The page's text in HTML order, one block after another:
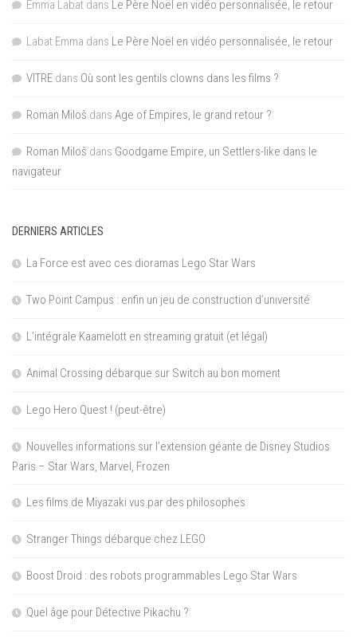
Emma Labat dans Le Père Noël en vidéo personnalisée, le retour
Labat Emma dans Le Père Noël en vidéo personnalisée, le retour
VITRE dans Où sont les gentils clowns dans les films ?
Roman Miloš dans Age of Empires, le grand retour ?
Roman Miloš dans Goodgame Empire, un Settlers-like dans le
navigateur
DERNIERS ARTICLES
La Force est avec ces dioramas Lego Star Wars
Two Point Campus : enfin un jeu de construction d’université
L’intégrale Kaamelott en streaming gratuit (et légal)
Animal Crossing débarque sur Switch au bon moment
Lego Hero Quest ! (peut-être)
Nouvelles informations sur l’extension géante de Disney Studios
Paris – Star Wars, Marvel, Frozen
Les films de Miyazaki vus par des philosophes
Stranger Things débarque chez LEGO
Boost Droid : des robots programmables Lego Star Wars
Quel âge pour Détective Pikachu ?